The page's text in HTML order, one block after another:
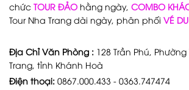
chức TOUR ĐẢO hằng ngày, COMBO
Tour Nha Trang dài ngày, phân phối VÉ
Địa Chỉ Văn Phòng : 128 Trần Phú,
Trang, tỉnh Khánh Hoà
Điện thoại: 0867.000.433 - 0363.747474